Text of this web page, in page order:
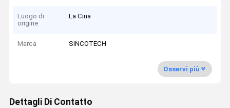
Luogo di
origine
La Cina
Marca SINCOTECH
Osservi più
Dettagli Di Contatto